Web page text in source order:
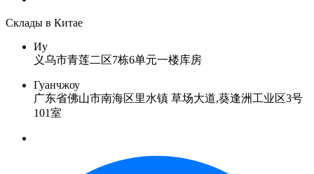
Склады в Китае
Иу
义乌市青莲二区7栋6单元一楼库房
Гуанчжоу
广东省佛山市南海区里水镇 草场大道,葵逢洲工业区3号
101室